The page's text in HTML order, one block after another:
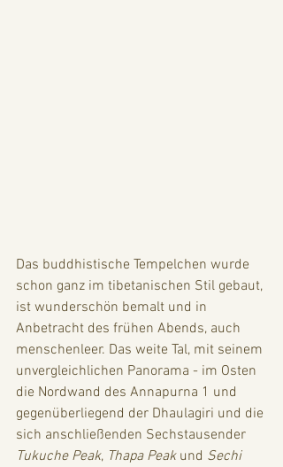
Das buddhistische Tempelchen wurde
schon ganz im tibetanischen Stil gebaut,
ist wunderschön bemalt und in
Anbetracht des frühen Abends, auch
menschenleer. Das weite Tal, mit seinem
unvergleichlichen Panorama - im Osten
die Nordwand des Annapurna 1 und
gegenüberliegend der Dhaulagiri und die
sich anschließenden Sechstausender
Tukuche Peak, Thapa Peak und Sechi